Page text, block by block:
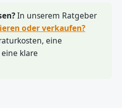
In unserem Ratgeber
oder verkaufen?
eine
klare